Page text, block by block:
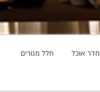
חלל מגורים חדר אוכל